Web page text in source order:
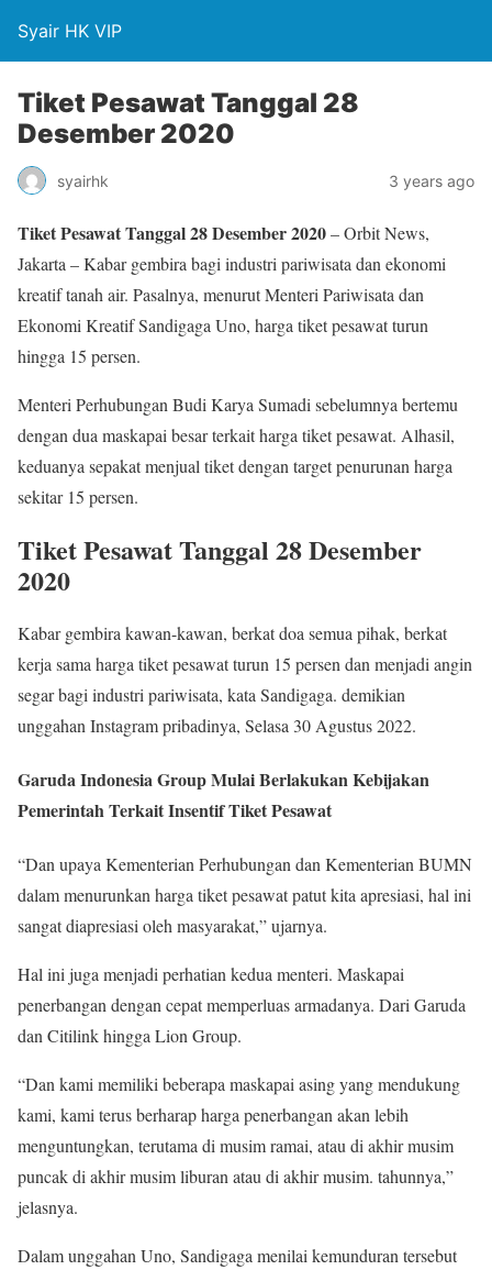
Syair HK VIP
Tiket Pesawat Tanggal 28
Desember 2020
syairhk 3 years ago
Tiket Pesawat Tanggal 28 Desember 2020– Orbit News,
Jakarta – Kabar gembira bagi industri pariwisata dan ekonomi
kreatif tanah air. Pasalnya, menurut Menteri Pariwisata dan
Ekonomi Kreatif Sandigaga Uno, harga tiket pesawat turun
hingga 15 persen.
Menteri Perhubungan Budi Karya Sumadi sebelumnya bertemu
dengan dua maskapai besar terkait harga tiket pesawat. Alhasil,
keduanya sepakat menjual tiket dengan target penurunan harga
sekitar 15 persen.
Tiket Pesawat Tanggal 28 Desember
2020
Kabar gembira kawan-kawan, berkat doa semua pihak, berkat
kerja sama harga tiket pesawat turun 15 persen dan menjadi angin
segar bagi industri pariwisata, kata Sandigaga. demikian
unggahan Instagram pribadinya, Selasa 30 Agustus 2022.
Garuda Indonesia Group Mulai Berlakukan Kebijakan
Pemerintah Terkait Insentif Tiket Pesawat
“Dan upaya Kementerian Perhubungan dan Kementerian BUMN
dalam menurunkan harga tiket pesawat patut kita apresiasi, hal ini
sangat diapresiasi oleh masyarakat,” ujarnya.
Hal ini juga menjadi perhatian kedua menteri. Maskapai
penerbangan dengan cepat memperluas armadanya. Dari Garuda
dan Citilink hingga Lion Group.
“Dan kami memiliki beberapa maskapai asing yang mendukung
kami, kami terus berharap harga penerbangan akan lebih
menguntungkan, terutama di musim ramai, atau di akhir musim
puncak di akhir musim liburan atau di akhir musim. tahunnya,”
jelasnya.
Dalam unggahan Uno, Sandigaga menilai kemunduran tersebut